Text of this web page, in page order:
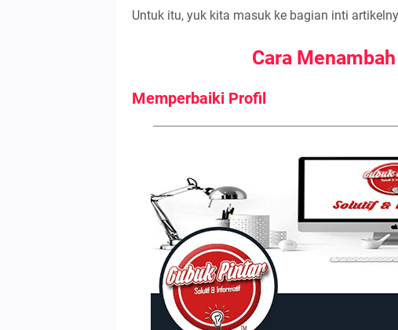
Untuk itu, yuk kita masuk ke bagian inti
Cara
Memperbaiki Profil